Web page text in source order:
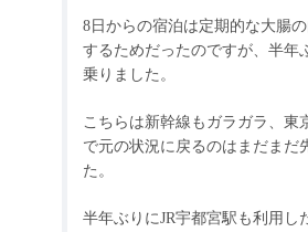
8日からの宿泊は定期的な大腸
するためだったのですが、半年
乗りました。
こちらは新幹線もガラガラ、東
で元の状況に戻るのはまだまだ
た。
半年ぶりにJR宇都宮駅も利用し